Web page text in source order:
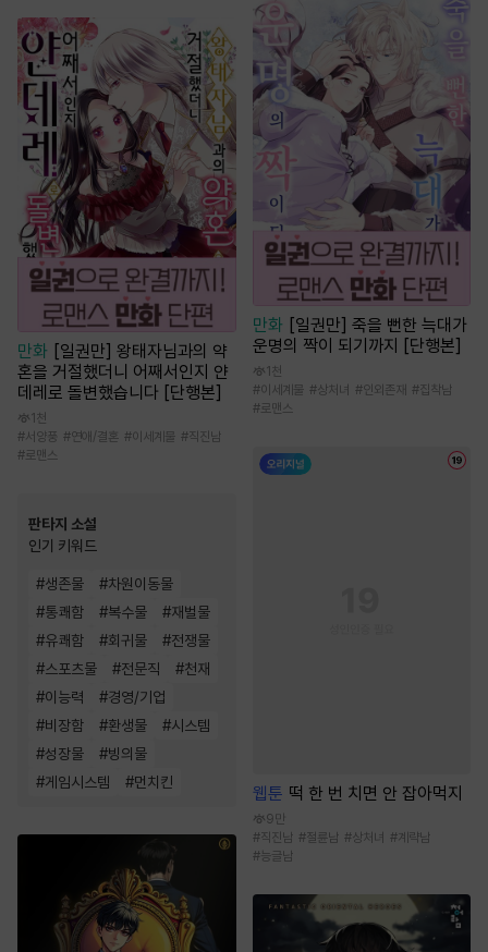
만화
[일권만] 왕태자님과의 약
혼을 거절했더니 어째서인지 얀
데레로 돌변했습니다 [단행본]
1천
#서양풍 #연애/결혼 #이세계물 #직진남
#로맨스
판타지 소설
인기 키워드
#생존물 #차원이동물
#통쾌함 #복수물 #재벌물
#유쾌함 #회귀물 #전쟁물
#스포츠물 #전문직 #천재
#이능력 #경영/기업
#비장함 #환생물 #시스템
#성장물 #빙의물
#게임시스템 #먼치킨
만화
[일권만] 죽을 뻔한 늑대가
운명의 짝이 되기까지 [단행본]
1천
#이세계물 #상처녀 #인외존재 #집착남
#로맨스
웹툰 떡 한 번 치면 안 잡아먹지
9만
#직진남 #절륜남 #상처녀 #계략남
#능글남